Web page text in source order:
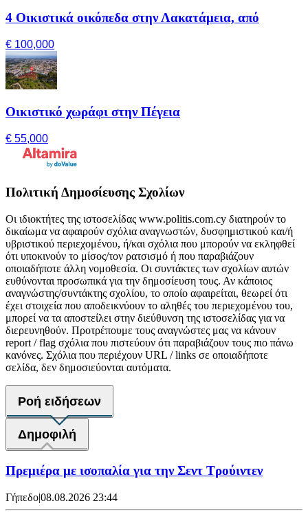
4 Οικιστικά οικόπεδα στην Λακατάμεια, από
€ 100,000
Οικιστικό χωράφι στην Πέγεια
€ 55,000
Πολιτική Δημοσίευσης Σχολίων
Οι ιδιοκτήτες της ιστοσελίδας www.politis.com.cy διατηρούν το
δικαίωμα να αφαιρούν σχόλια αναγνωστών, δυσφημιστικού και/ή
υβριστικού περιεχομένου, ή/και σχόλια που μπορούν να εκληφθεί
ότι υποκινούν το μίσος/τον ρατσισμό ή που παραβιάζουν
οποιαδήποτε άλλη νομοθεσία. Οι συντάκτες των σχολίων αυτών
ευθύνονται προσωπικά για την δημοσίευση τους. Αν κάποιος
αναγνώστης/συντάκτης σχολίου, το οποίο αφαιρείται, θεωρεί ότι
έχει στοιχεία που αποδεικνύουν το αληθές του περιεχομένου του,
μπορεί να τα αποστείλει στην διεύθυνση της ιστοσελίδας για να
διερευνηθούν. Προτρέπουμε τους αναγνώστες μας να κάνουν
report / flag σχόλια που πιστεύουν ότι παραβιάζουν τους πιο πάνω
κανόνες. Σχόλια που περιέχουν URL / links σε οποιαδήποτε
σελίδα, δεν δημοσιεύονται αυτόματα.
Ροή ειδήσεων
Δημοφιλή
Πρεμιέρα με ισοπαλία για την Σεντ Τρούιντεν
Γήπεδο|08.08.2026 23:44